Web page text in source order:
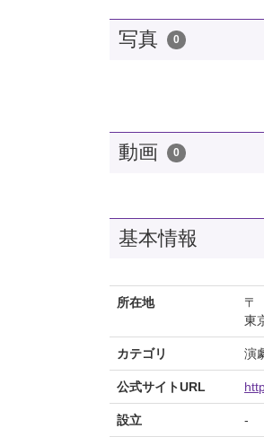
写真 0
動画 0
基本情報
所在地
〒
東
カテゴリ 演
公式サイトURL
設立 -